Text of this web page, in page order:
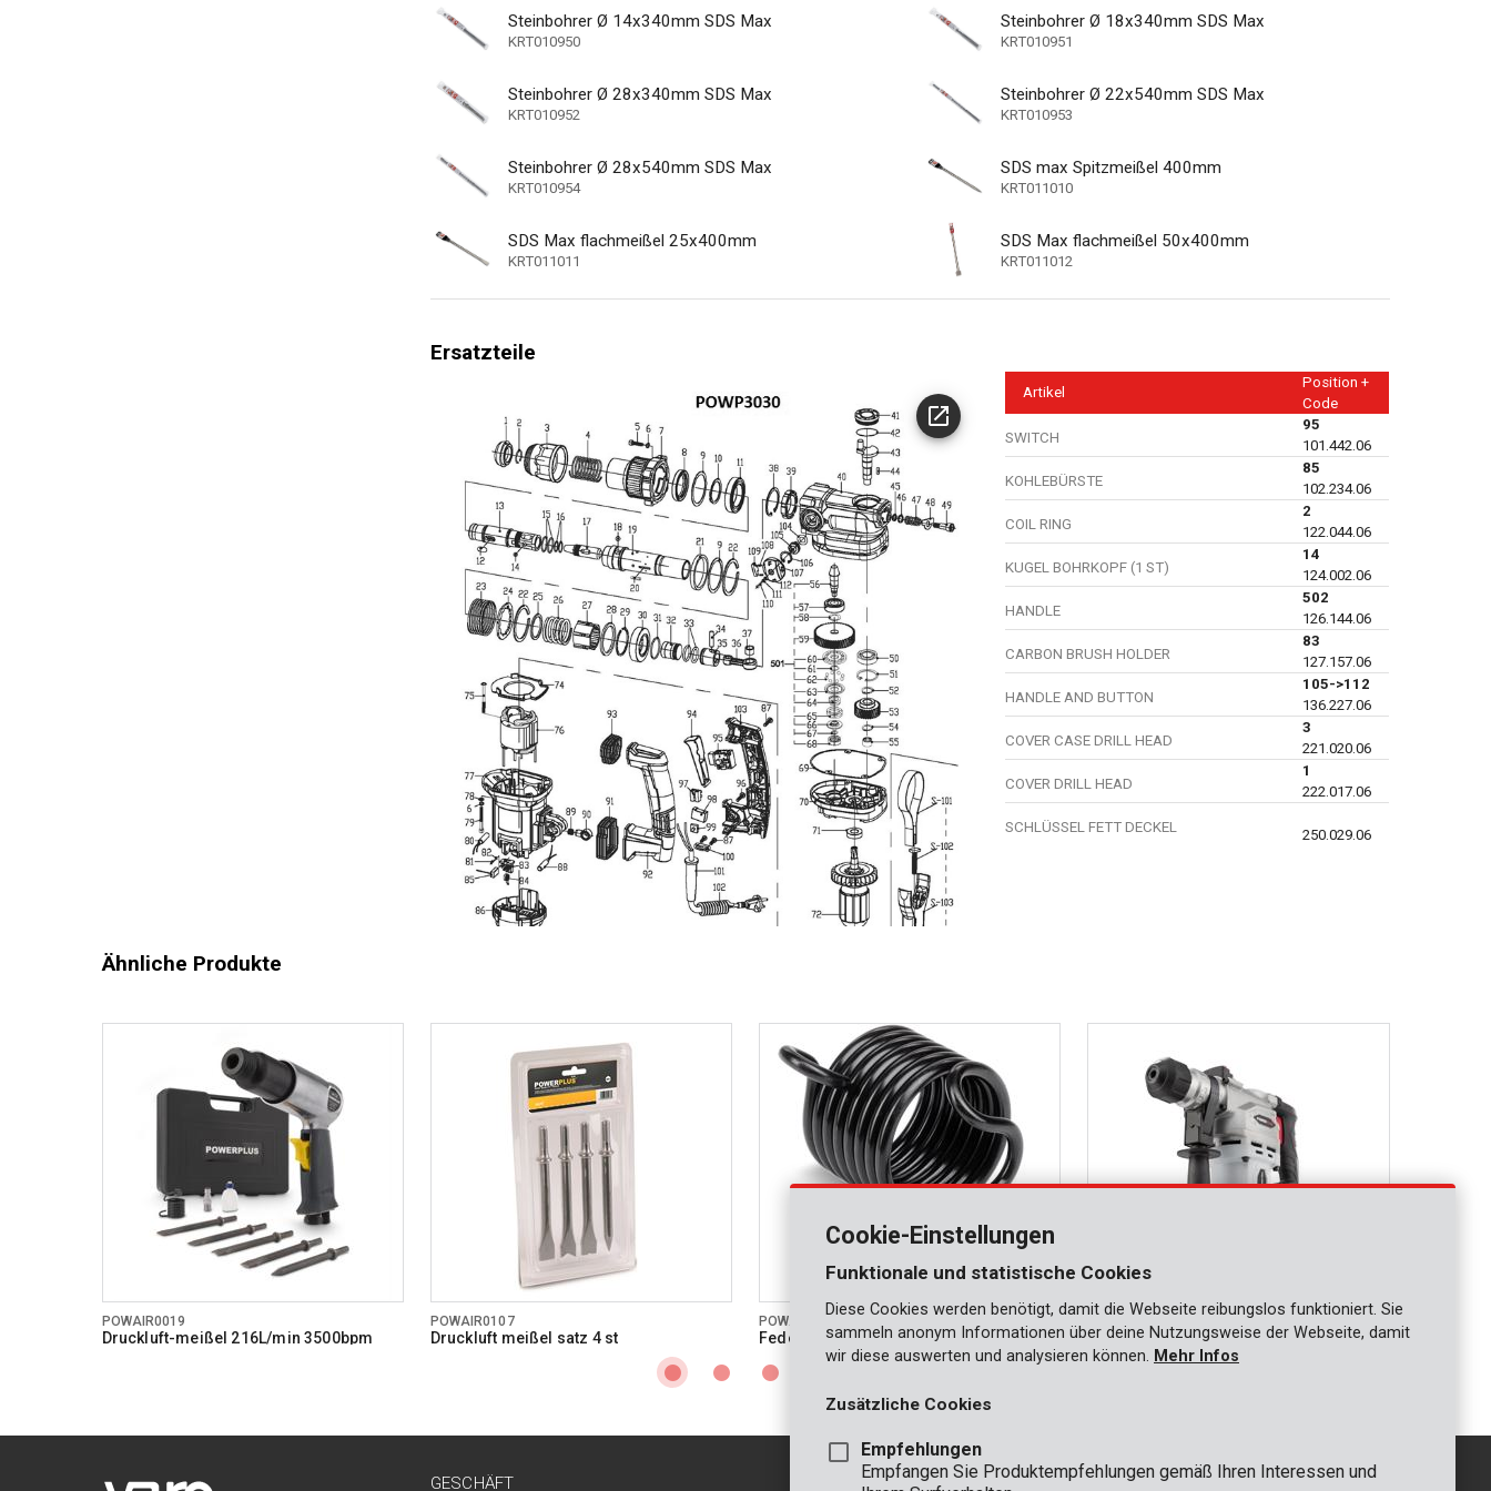
Anzahl der Geschwindigkeitseinstellungen
Lagertyp BMC (blasgeformter Koffer)
Kabelzugsicherung
Drehrichtung
Bohren
Einstellbare Geschwindigkeit
Leistungsanzeige
Hammerbohrfunktion
Drehzahl (n) min 0 min-1
Drehzahl (n) max 480 min-1
Bohrleistung Stahl
Bohrleistung Holz 40 mm
Max. Schlagzahl 1 3780 strks/min
Bohrleistung Beton 38 mm
Min. Schlagzahl 1 0 strks/min
Meißel-Funktion
Allgemeine Garantie 48 MO.
Steinbohrer Ø 14x340mm SDS Max
KRT010950
Steinbohrer Ø 18x340mm SDS Max
KRT010951
Steinbohrer Ø 28x340mm SDS Max
KRT010952
Steinbohrer Ø 22x540mm SDS Max
KRT010953
Steinbohrer Ø 28x540mm SDS Max
KRT010954
SDS max Spitzmeißel 400mm
KRT011010
SDS Max flachmeißel 25x400mm
KRT011011
SDS Max flachmeißel 50x400mm
KRT011012
Ersatzteile
Artikel
Position +
Code
SWITCH
95
101.442.06
KOHLEBÜRSTE
85
102.234.06
COIL RING
2
122.044.06
KUGEL BOHRKOPF (1 ST)
14
124.002.06
HANDLE
502
126.144.06
CARBON BRUSH HOLDER
83
127.157.06
HANDLE AND BUTTON
105->112
136.227.06
COVER CASE DRILL HEAD
3
221.020.06
COVER DRILL HEAD
1
222.017.06
SCHLÜSSEL FETT DECKEL 250.029.06
Ähnliche Produkte
POWAIR0019
Druckluft-meißel 216L/min 3500bpm
POWAIR0107
Druckluft meißel satz 4 st
POWAIR0108
Feder für druckluft meißel Bohrhammer 900W
GESCHÄFT KONTAKT
Cookie-Einstellungen
Funktionale und statistische Cookies
Diese Cookies werden benötigt, damit die Webseite reibungslos funktioniert. Sie
sammeln anonym Informationen über deine Nutzungsweise der Webseite, damit
wir diese auswerten und analysieren können. Mehr Infos
Zusätzliche Cookies
Empfehlungen
Empfangen Sie Produktempfehlungen gemäß Ihren Interessen und